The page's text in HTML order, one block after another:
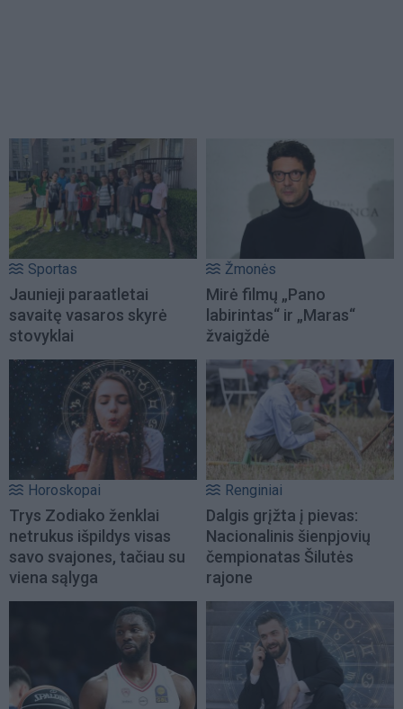
Sportas
Jaunieji paraatletai
savaitę vasaros skyrė
stovyklai
Žmonės
Mirė filmų „Pano
labirintas“ ir „Maras“
žvaigždė
Horoskopai
Trys Zodiako ženklai
netrukus išpildys visas
savo svajones, tačiau su
viena sąlyga
Renginiai
Dalgis grįžta į pievas:
Nacionalinis šienpjovių
čempionatas Šilutės
rajone